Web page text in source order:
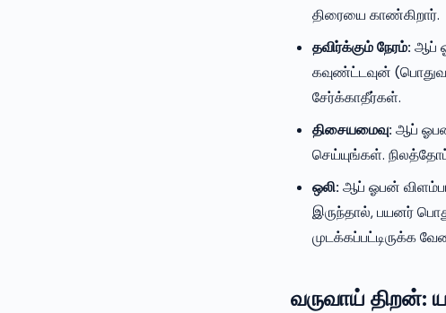
திரையை காண்கிறார்.
தவிர்க்கும் நேரம்: ஆப்
கவுண்ட்டவுன்
சேர்க்காதீர்கள்.
திசையமைவு: ஆப்
செய்யுங்கள்.
ஒலி: ஆப் ஓபன்
இருந்தால், பயனர்
முடக்கப்பட்டிருக்க
வருவாய் திறன்: